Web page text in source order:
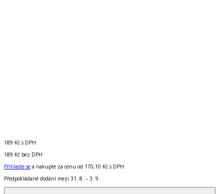
189 Kč s DPH
189 Kč bez DPH
Přihlaste se a nakupte za cenu od 170,10 Kč s DPH
Předpokládané dodání mezi 31. 8. – 3. 9.